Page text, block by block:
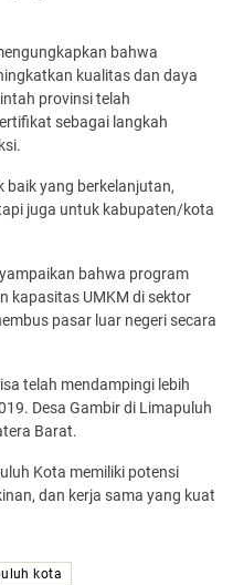
bahwa
kualitas dan daya
provinsi telah
sebagai langkah
baik yang berkelanjutan,
juga untuk kabupaten/kota
bahwa program
kapasitas UMKM di sektor
pasar luar negeri secara
telah mendampingi lebih
Desa Gambir di Limapuluh
Barat.
Kota memiliki potensi
dan kerja sama yang kuat
kota